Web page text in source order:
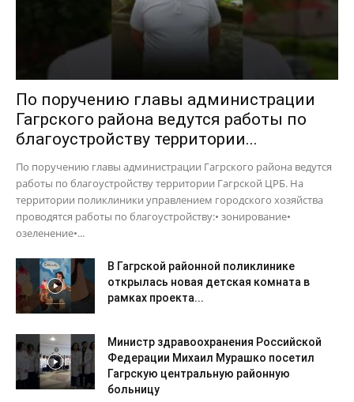
По поручению главы администрации
Гагрского района ведутся работы по
благоустройству территории...
По поручению главы администрации Гагрского района ведутся
работы по благоустройству территории Гагрской ЦРБ. На
территории поликлиники управлением городского хозяйства
проводятся работы по благоустройству:• зонирование•
озеленение•...
В Гагрской районной поликлинике
открылась новая детская комната в
рамках проекта...
Министр здравоохранения Российской
Федерации Михаил Мурашко посетил
Гагрскую центральную районную
больницу